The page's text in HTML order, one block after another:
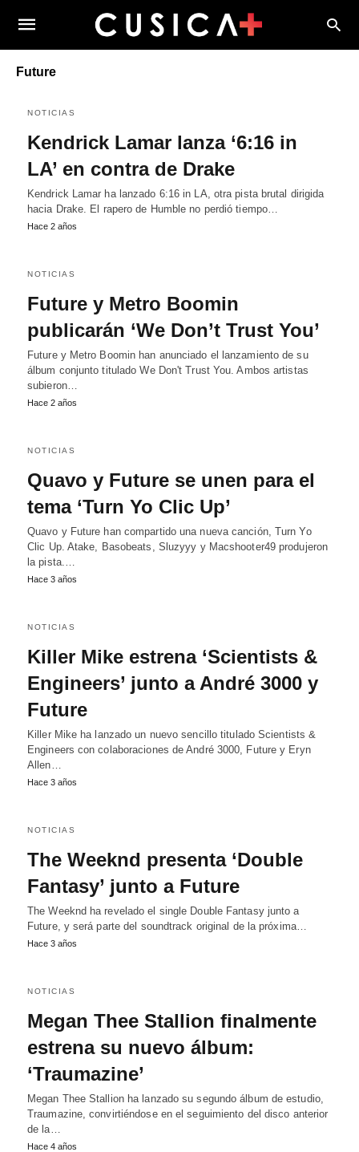
Future
NOTICIAS
Kendrick Lamar lanza ‘6:16 in
LA’ en contra de Drake
Kendrick Lamar ha lanzado 6:16 in LA, otra pista brutal dirigida
hacia Drake. El rapero de Humble no perdió tiempo…
Hace 2 años
NOTICIAS
Future y Metro Boomin
publicarán ‘We Don’t Trust You’
Future y Metro Boomin han anunciado el lanzamiento de su
álbum conjunto titulado We Don't Trust You. Ambos artistas
subieron…
Hace 2 años
NOTICIAS
Quavo y Future se unen para el
tema ‘Turn Yo Clic Up’
Quavo y Future han compartido una nueva canción, Turn Yo
Clic Up. Atake, Basobeats, Sluzyyy y Macshooter49 produjeron
la pista.…
Hace 3 años
NOTICIAS
Killer Mike estrena ‘Scientists &
Engineers’ junto a André 3000 y
Future
Killer Mike ha lanzado un nuevo sencillo titulado Scientists &
Engineers con colaboraciones de André 3000, Future y Eryn
Allen…
Hace 3 años
NOTICIAS
The Weeknd presenta ‘Double
Fantasy’ junto a Future
The Weeknd ha revelado el single Double Fantasy junto a
Future, y será parte del soundtrack original de la próxima…
Hace 3 años
NOTICIAS
Megan Thee Stallion finalmente
estrena su nuevo álbum:
‘Traumazine’
Megan Thee Stallion ha lanzado su segundo álbum de estudio,
Traumazine, convirtiéndose en el seguimiento del disco anterior
de la…
Hace 4 años